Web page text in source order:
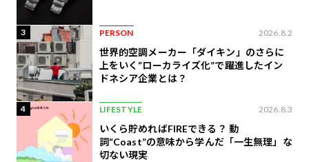
3 PERSON 2026.8.2
世界的空調メーカー「ダイキン」のさらに
上をいく“ローカライズ化”で躍進したイン
ドネシア企業とは？
4 LIFESTYLE 2026.8.3
いくら貯めればFIREできる？ 動
詞“Coast”の意味から学んだ「一生無理」な
切ない現実